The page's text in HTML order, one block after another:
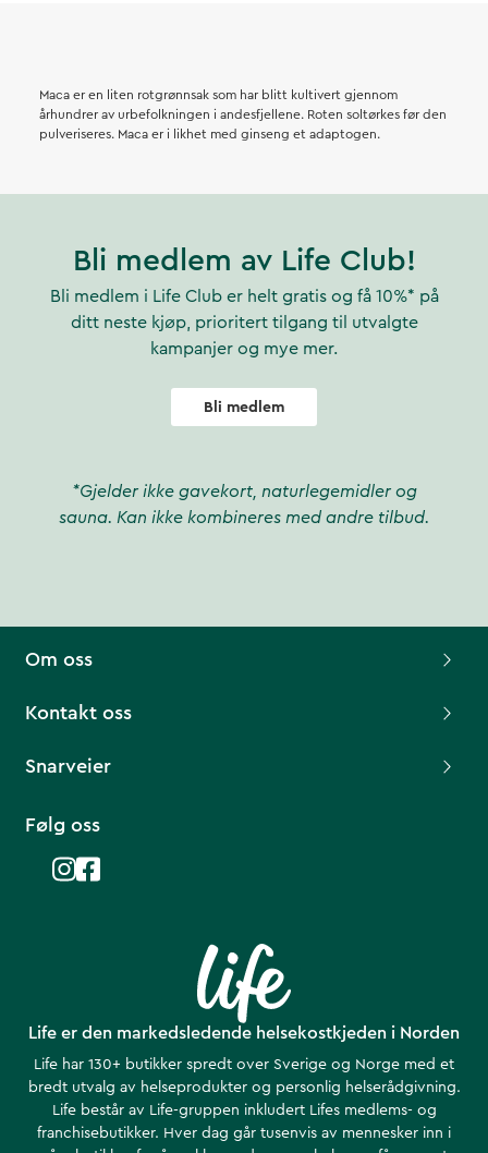
Maca er en liten rotgrønnsak som har blitt kultivert gjennom
århundrer av urbefolkningen i andesfjellene. Roten soltørkes før den
pulveriseres. Maca er i likhet med ginseng et adaptogen.
Bli medlem av Life Club!
Bli medlem i Life Club er helt gratis og få 10%* på
ditt neste kjøp, prioritert tilgang til utvalgte
kampanjer og mye mer.
Bli medlem
*Gjelder ikke gavekort, naturlegemidler og
sauna. Kan ikke kombineres med andre tilbud.
Life er den markedsledende helsekostkjeden i Norden
Life har 130+ butikker spredt over Sverige og Norge med et
bredt utvalg av helseprodukter og personlig helserådgivning.
Life består av Life-gruppen inkludert Lifes medlems- og
franchisebutikker. Hver dag går tusenvis av mennesker inn i
Om oss
Kontakt oss
Snarveier
Følg oss